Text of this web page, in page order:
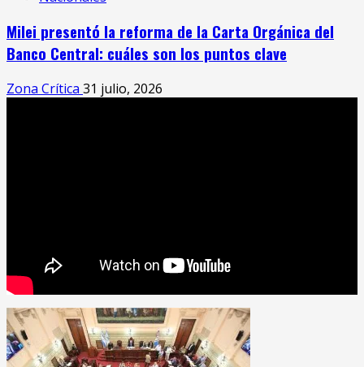
Milei presentó la reforma de la Carta Orgánica del
Banco Central: cuáles son los puntos clave
Zona Crítica 31 julio, 2026